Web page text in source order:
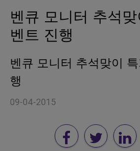
벤큐 모니터 추석
벤트 진행
벤큐 모니터 추석맞이
행
09-04-2015